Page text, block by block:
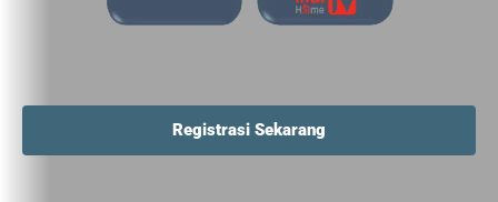
Registrasi Sekarang